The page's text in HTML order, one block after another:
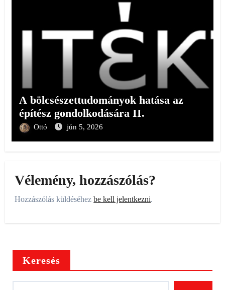
A bölcsészettudományok hatása az
építész gondolkodására II.
Ottó jún 5, 2026
Vélemény, hozzászólás?
Hozzászólás küldéséhezbe kell jelentkezni.
Keresés